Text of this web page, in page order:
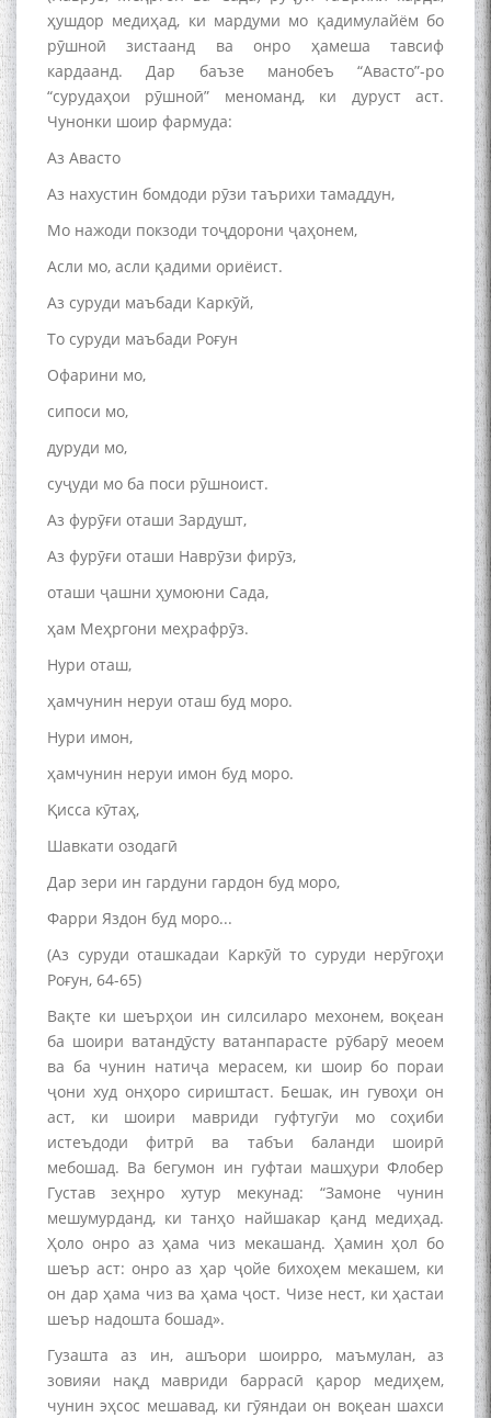
ҳушдор медиҳад, ки мардуми мо қадимулайём бо
рӯшноӣ зистаанд ва онро ҳамеша тавсиф
кардаанд. Дар баъзе манобеъ “Авасто”-ро
“сурудаҳои рӯшноӣ” меноманд, ки дуруст аст.
Чунонки шоир фармуда:
Аз Авасто
Аз нахустин бомдоди рӯзи таърихи тамаддун,
Мо нажоди покзоди тоҷдорони ҷаҳонем,
Асли мо, асли қадими ориёист.
Аз суруди маъбади Каркӯй,
То суруди маъбади Роғун
Офарини мо,
сипоси мо,
дуруди мо,
суҷуди мо ба поси рӯшноист.
Аз фурӯғи оташи Зардушт,
Аз фурӯғи оташи Наврӯзи фирӯз,
оташи ҷашни ҳумоюни Сада,
ҳам Меҳргони меҳрафрӯз.
Нури оташ,
ҳамчунин неруи оташ буд моро.
Нури имон,
ҳамчунин неруи имон буд моро.
Қисса кӯтаҳ,
Шавкати озодагӣ
Дар зери ин гардуни гардон буд моро,
Фарри Яздон буд моро...
(Аз суруди оташкадаи Каркӯй то суруди нерӯгоҳи
Роғун, 64-65)
Вақте ки шеърҳои ин силсиларо мехонем, воқеан
ба шоири ватандӯсту ватанпарасте рӯбарӯ меоем
ва ба чунин натиҷа мерасем, ки шоир бо пораи
ҷони худ онҳоро сириштаст. Бешак, ин гувоҳи он
аст, ки шоири мавриди гуфтугӯи мо соҳиби
истеъдоди фитрӣ ва табъи баланди шоирӣ
мебошад. Ва бегумон ин гуфтаи машҳури Флобер
Густав зеҳнро хутур мекунад: “Замоне чунин
мешумурданд, ки танҳо найшакар қанд медиҳад.
Ҳоло онро аз ҳама чиз мекашанд. Ҳамин ҳол бо
шеър аст: онро аз ҳар ҷойе бихоҳем мекашем, ки
он дар ҳама чиз ва ҳама ҷост. Чизе нест, ки ҳастаи
шеър надошта бошад».
Гузашта аз ин, ашъори шоирро, маъмулан, аз
зовияи нақд мавриди баррасӣ қарор медиҳем,
чунин эҳсос мешавад, ки гӯяндаи он воқеан шахси